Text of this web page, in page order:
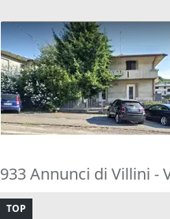
Asta Casa indipendente
pertinenziale
Barbarano Mossano
180.000 €
22/10/2026
933 Annunci di Villini -
TOP